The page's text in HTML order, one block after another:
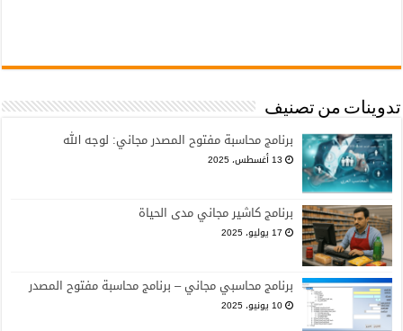
تدوينات من تصنيف
برنامج محاسبة مفتوح المصدر مجاني: لوجه الله
13 أغسطس، 2025
برنامج كاشير مجاني مدى الحياة
17 يوليو، 2025
برنامج محاسبي مجاني – برنامج محاسبة مفتوح المصدر
10 يونيو، 2025